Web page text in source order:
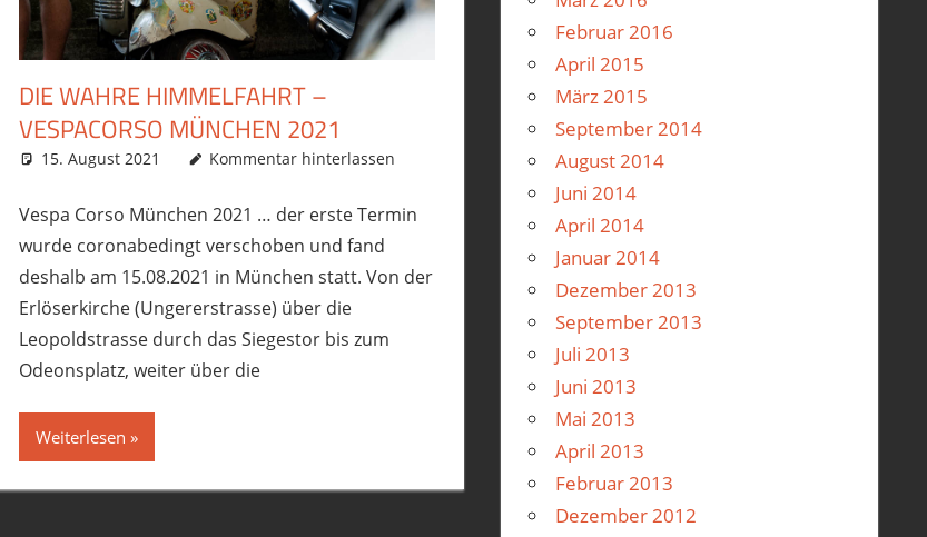
DIE WAHRE HIMMELFAHRT –
VESPACORSO MÜNCHEN 2021
15. August 2021 phil
Allgemein,Roller,Touren,
Kommentar hinterlassen
Vespa Corso München 2021 … der erste Termin
wurde coronabedingt verschoben und fand
deshalb am 15.08.2021 in München statt. Von der
Erlöserkirche (Ungererstrasse) über die
Leopoldstrasse durch das Siegestor bis zum
Odeonsplatz, weiter über die
Weiterlesen
Februar 2016
April 2015
März 2015
September 2014
August 2014
Juni 2014
April 2014
Januar 2014
Dezember 2013
September 2013
Juli 2013
Juni 2013
Mai 2013
April 2013
Februar 2013
Dezember 2012